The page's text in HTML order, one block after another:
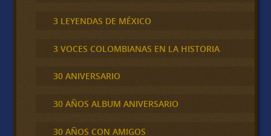
3 LEYENDAS DE MÉXICO
3 VOCES COLOMBIANAS EN LA HISTORIA
30 ANIVERSARIO
30 AÑOS ALBUM ANIVERSARIO
30 AÑOS CON AMIGOS